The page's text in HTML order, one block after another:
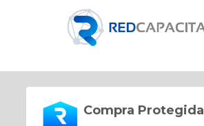
Compra Protegida